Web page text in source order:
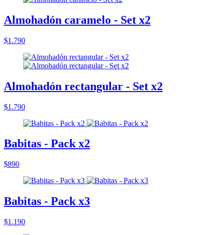
Almohadón caramelo - Set x2
$1.790
Almohadón rectangular - Set x2
$1.790
Babitas - Pack x2
$890
Babitas - Pack x3
$1.190